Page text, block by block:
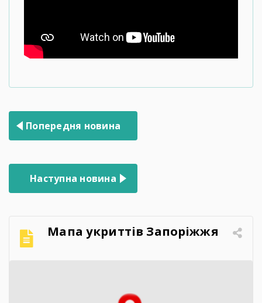
Навігація
записів
Попередня новина
Наступна новина
Мапа укриттів Запоріжжя